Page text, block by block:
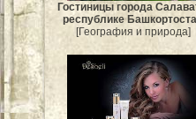
Гостиницы города
республике
[География и природа]